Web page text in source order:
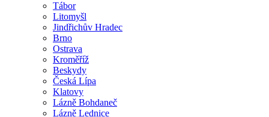
Tábor
Litomyšl
Jindřichův Hradec
Brno
Ostrava
Kroměříž
Beskydy
Česká Lípa
Klatovy
Lázně Bohdaneč
Lázně Lednice